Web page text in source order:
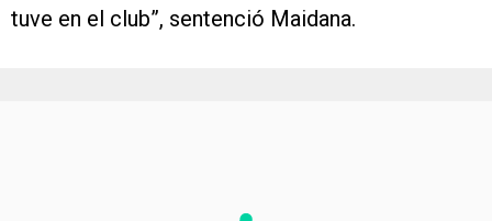
tuve en el club”, sentenció Maidana.